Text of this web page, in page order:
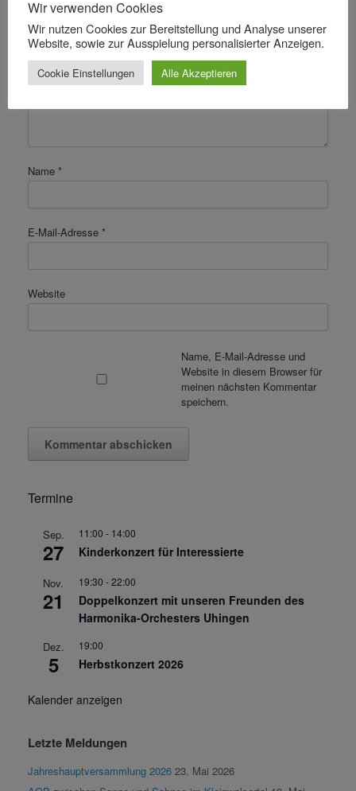
Name *
E-Mail-Adresse *
Website
Name, E-Mail-Adresse und
Website in diesem Browser für
meinen nächsten Kommentar
speichern.
Termine
Sep.
27
11:00 - 14:00
Kinderkonzert für Interessierte
Nov.
21
19:30 -22:00
Doppelkonzert mit unseren Freunden des
Harmonika-Orchesters Uhingen
Dez.
5
19:00
Herbstkonzert 2026
Kalender anzeigen
Letzte Meldungen
Jahreshauptversammlung 2026 23. Mai 2026
Wir verwenden Cookies
Wir nutzen Cookies zur Bereitstellung und Analyse unserer
Website, sowie zur Ausspielung personalisierter Anzeigen.
Cookie Einstellungen Alle Akzeptieren